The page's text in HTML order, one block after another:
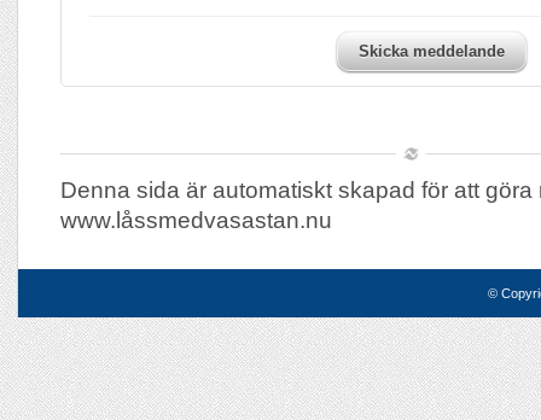
Skicka meddelande
Denna sida är automatiskt skapad för att göra
www.låssmedvasastan.nu
©